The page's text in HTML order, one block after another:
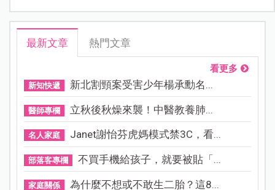
最新文章 熱門文章
看更多
新知快遞 新北割頸案受害少年楊承勳名...
醫師專欄 立秋後秋燥來襲！中醫教養肺...
名人家庭 Janet謝怡芬虎媽模式禁3C，看...
部落客專欄 不買手機給孩子，就要被貼「...
家庭關係 為什麼不想或不敢生二胎？這8...